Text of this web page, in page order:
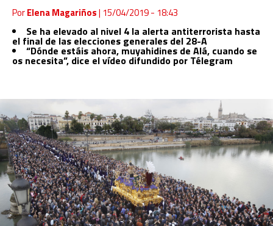
PorElena Magariños| 15/04/2019 - 18:43
Se ha elevado al nivel 4 la alerta antiterrorista hasta
el final de las elecciones generales del 28-A
“Dónde estáis ahora, muyahidines de Alá, cuando se
os necesita”, dice el vídeo difundido por Télegram